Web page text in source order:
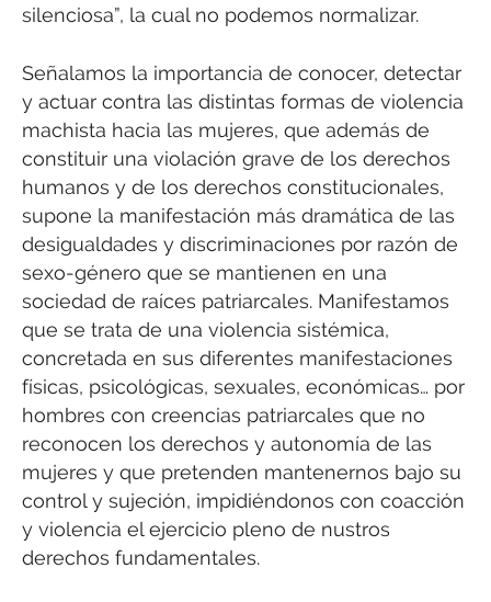
silenciosa”, la cual no podemos normalizar.
Señalamos la importancia de conocer, detectar
y actuar contra las distintas formas de violencia
machista hacia las mujeres, que además de
constituir una violación grave de los derechos
humanos y de los derechos constitucionales,
supone la manifestación más dramática de las
desigualdades y discriminaciones por razón de
sexo-género que se mantienen en una
sociedad de raíces patriarcales. Manifestamos
que se trata de una violencia sistémica,
concretada en sus diferentes manifestaciones
físicas, psicológicas, sexuales, económicas… por
hombres con creencias patriarcales que no
reconocen los derechos y autonomía de las
mujeres y que pretenden mantenernos bajo su
control y sujeción, impidiéndonos con coacción
y violencia el ejercicio pleno de nustros
derechos fundamentales.